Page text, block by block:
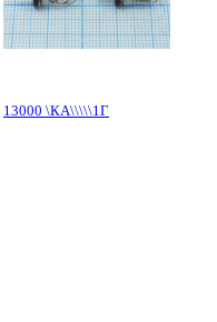
13000 \КА\\\\\1Г